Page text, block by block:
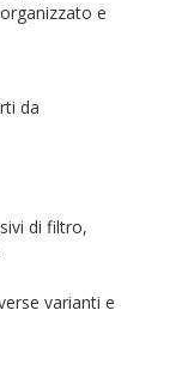
e
da
di filtro,
varianti e